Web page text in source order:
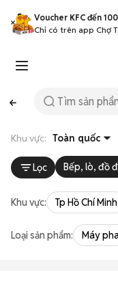
Voucher KFC đến
Chỉ có trên app Chợ
Khu vực: Toàn quốc
Lọc Bếp, lò, đồ
Khu vực: Tp Hồ Chí Minh
Loại sản phẩm: Máy